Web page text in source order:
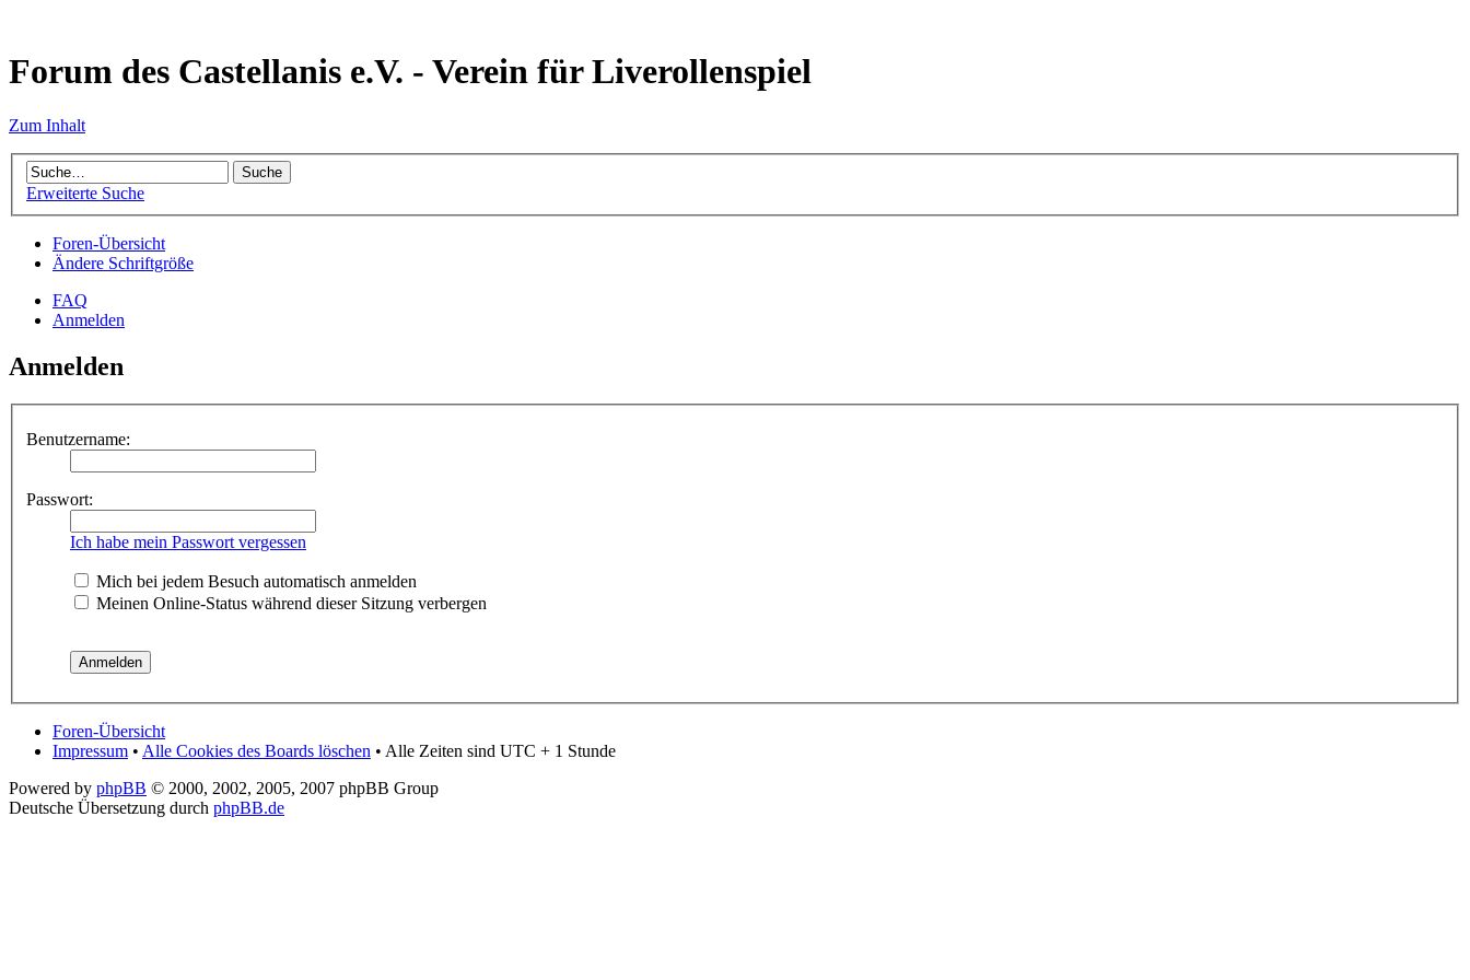
Forum des Castellanis e.V. - Verein für Liverollenspiel
Zum Inhalt
Erweiterte Suche
Foren-Übersicht
Ändere Schriftgröße
FAQ
Anmelden
Anmelden
Benutzername:
Passwort:
Ich habe mein Passwort vergessen
Mich bei jedem Besuch automatisch anmelden
Meinen Online-Status während dieser Sitzung verbergen
Foren-Übersicht
Impressum • Alle Cookies des Boards löschen • Alle Zeiten sind UTC + 1 Stunde
Powered by phpBB © 2000, 2002, 2005, 2007 phpBB Group
Deutsche Übersetzung durch phpBB.de